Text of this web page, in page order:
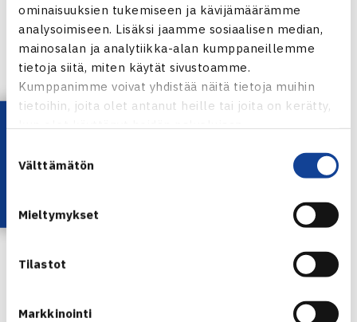
ominaisuuksien tukemiseen ja kävijämäärämme
analysoimiseen. Lisäksi jaamme sosiaalisen median,
mainosalan ja analytiikka-alan kumppaneillemme
tietoja siitä, miten käytät sivustoamme.
Kumppanimme voivat yhdistää näitä tietoja muihin
tietoihin, joita olet antanut heille tai joita on kerätty,
valinta
Välttämätön
Mieltymykset
Tilastot
Markkinointi
Moselle Open
ATP250-turnaus
15.-21.9.2014 Metz, Ranska
Nelinpeli
67(3) 74 [10-8]
Metzin turnauksen verkkosivut
Jaa:
Lataa OmaTennis!